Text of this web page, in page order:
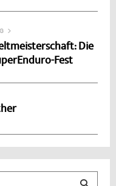
Die
Fest